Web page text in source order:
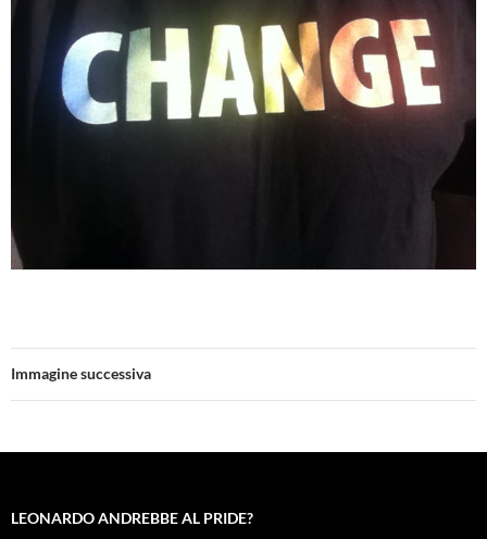
Immagine successiva
LEONARDO ANDREBBE AL PRIDE?